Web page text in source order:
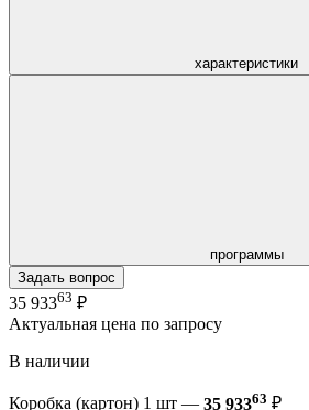
характеристики
программы
Задать вопрос
35 93363 ₽
Актуальная цена по запросу
В наличии
Коробка (картон) 1 шт — 35 93363 ₽